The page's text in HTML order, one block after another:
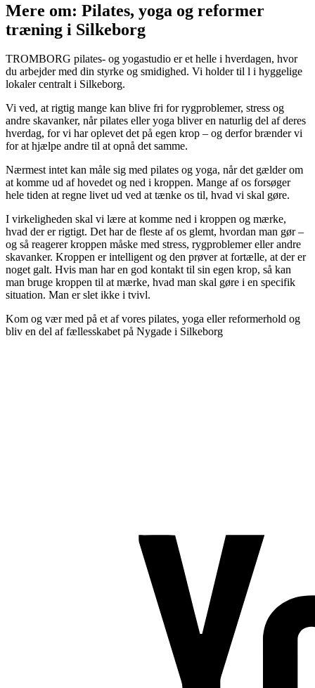
Mere om: Pilates, yoga og reformer
træning i Silkeborg
TROMBORG pilates- og yogastudio er et helle i hverdagen, hvor
du arbejder med din styrke og smidighed. Vi holder til l i hyggelige
lokaler centralt i Silkeborg.
Vi ved, at rigtig mange kan blive fri for rygproblemer, stress og
andre skavanker, når pilates eller yoga bliver en naturlig del af deres
hverdag, for vi har oplevet det på egen krop – og derfor brænder vi
for at hjælpe andre til at opnå det samme.
Nærmest intet kan måle sig med pilates og yoga, når det gælder om
at komme ud af hovedet og ned i kroppen. Mange af os forsøger
hele tiden at regne livet ud ved at tænke os til, hvad vi skal gøre.
I virkeligheden skal vi lære at komme ned i kroppen og mærke,
hvad der er rigtigt. Det har de fleste af os glemt, hvordan man gør –
og så reagerer kroppen måske med stress, rygproblemer eller andre
skavanker. Kroppen er intelligent og den prøver at fortælle, at der er
noget galt. Hvis man har en god kontakt til sin egen krop, så kan
man bruge kroppen til at mærke, hvad man skal gøre i en specifik
situation. Man er slet ikke i tvivl.
Kom og vær med på et af vores pilates, yoga eller reformerhold og
bliv en del af fællesskabet på Nygade i Silkeborg